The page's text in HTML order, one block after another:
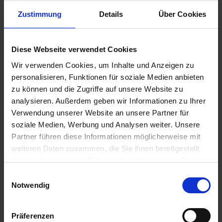
Zustimmung Details Über Cookies
Diese Webseite verwendet Cookies
Wir verwenden Cookies, um Inhalte und Anzeigen zu
personalisieren, Funktionen für soziale Medien anbieten
zu können und die Zugriffe auf unsere Website zu
analysieren. Außerdem geben wir Informationen zu Ihrer
Verwendung unserer Website an unsere Partner für
soziale Medien, Werbung und Analysen weiter. Unsere
Partner führen diese Informationen möglicherweise mit
weiteren Daten zusammen, die Sie ihnen bereitgestellt
haben oder die sie im Rahmen Ihrer Nutzung der Dienste
Notwendig
Präferenzen
Lechler
Weitwurfdüse 90
Grad
28,51 € / St
IN DEN
WARENKORB
Lechler
Mehrbereichs-
Flachstrahldüse LU
120 Grad Keramik
7,68 € / St
ZUM PRODUKT